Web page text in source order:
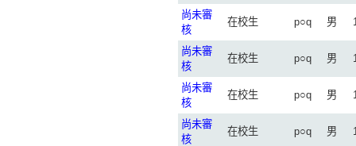
尚未審
核
在校生 p○q 男
尚未審
核
在校生 p○q 男
尚未審
核
在校生 p○q 男
尚未審
核
在校生 p○q 男